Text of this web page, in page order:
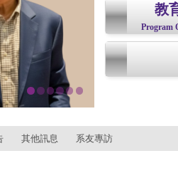
教
Program
其他訊息 系友專訪